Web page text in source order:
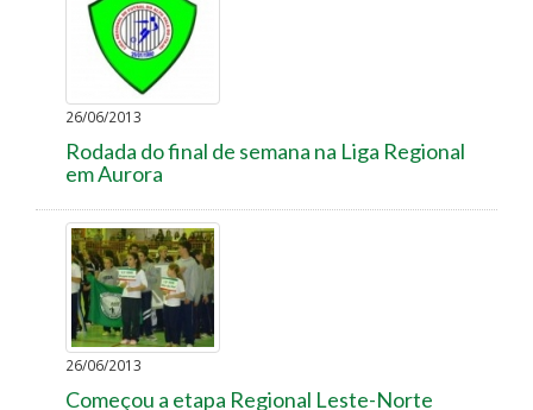
26/06/2013
Rodada do final de semana na Liga Regional
em Aurora
26/06/2013
Começou a etapa Regional Leste-Norte